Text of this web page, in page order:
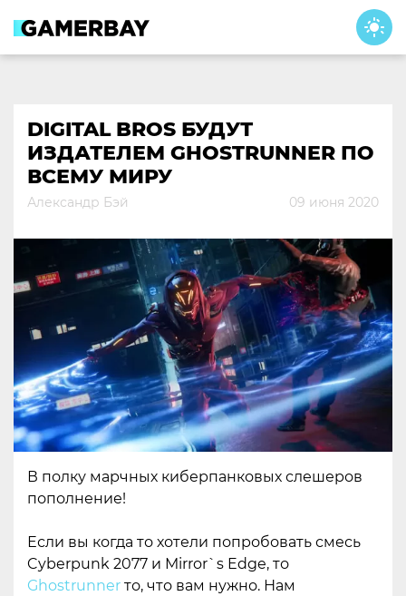
content
DIGITAL BROS БУДУТ
ИЗДАТЕЛЕМ GHOSTRUNNER ПО
ВСЕМУ МИРУ
Александр Бэй 09 июня 2020
В полку марчных киберпанковых слешеров
пополнение!
Если вы когда то хотели попробовать смесь
Cyberpunk 2077 и Mirror`s Edge, то
Ghostrunner то, что вам нужно. Нам